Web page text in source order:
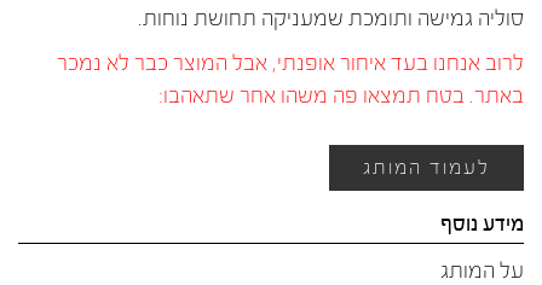
סוליה גמישה ותומכת שמעניקה תחושת נוחות.
לרוב אנחנו בעד איחור אופנתי, אבל המוצר כבר לא נמכר
באתר. בטח תמצאו פה משהו אחר שתאהבו:
לעמוד המותג
מידע נוסף
על המותג